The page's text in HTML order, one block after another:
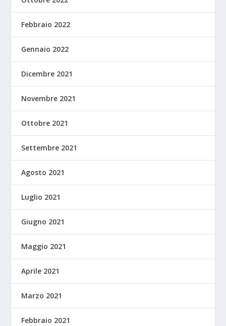
Febbraio 2022
Gennaio 2022
Dicembre 2021
Novembre 2021
Ottobre 2021
Settembre 2021
Agosto 2021
Luglio 2021
Giugno 2021
Maggio 2021
Aprile 2021
Marzo 2021
Febbraio 2021